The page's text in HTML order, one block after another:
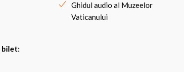
Ghidul audio al Muzeelor
Vaticanului
bilet: